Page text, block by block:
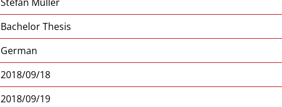
Bachelor Thesis
German
2018/09/18
2018/09/19